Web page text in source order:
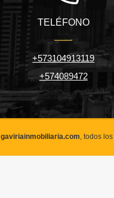
TELÉFONO
+573104913119
+574089472
gaviriainmobiliaria.com , todos